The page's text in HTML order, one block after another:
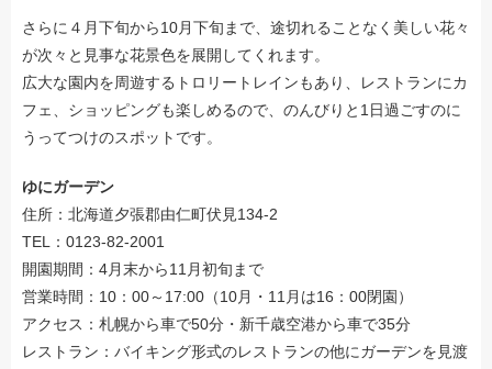
さらに４月下旬から10月下旬まで、途切れることなく美しい花々
が次々と見事な花景色を展開してくれます。
広大な園内を周遊するトロリートレインもあり、レストランにカ
フェ、ショッピングも楽しめるので、のんびりと1日過ごすのに
うってつけのスポットです。
ゆにガーデン
住所：北海道夕張郡由仁町伏見134-2
TEL：0123-82-2001
開園期間：4月末から11月初旬まで
営業時間：10：00～17:00（10月・11月は16：00閉園）
アクセス：札幌から車で50分・新千歳空港から車で35分
レストラン：バイキング形式のレストランの他にガーデンを見渡